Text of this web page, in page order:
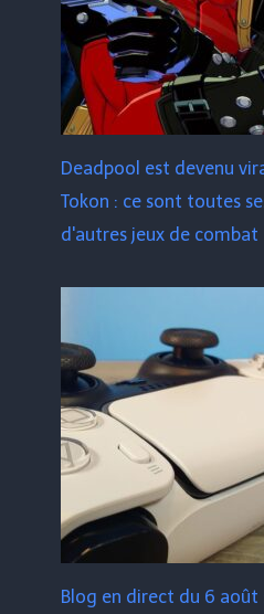
Deadpool est devenu
Tokon : ce sont toutes
d'autres jeux de combat
Blog en direct du 6 août